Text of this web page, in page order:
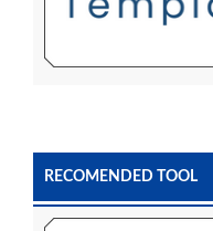
RECOMENDED TOOL